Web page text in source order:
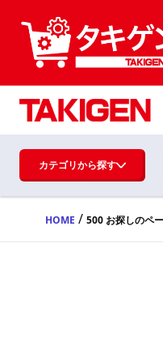
ハンドル・取手
FA・A
カテゴリから探す
HOME / 500 お探しのペ